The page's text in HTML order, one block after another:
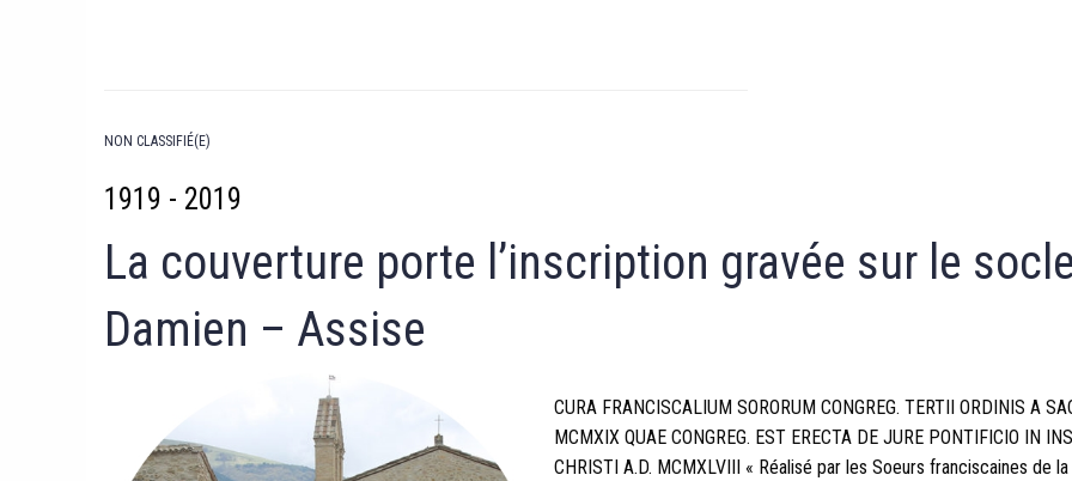
NON CLASSIFIÉ(E)
1919 - 2019
La couverture porte l’inscription gravée sur le
Damien – Assise
CURA FRANCISCALIUM SORORUM CONGREG. TERTII ORDINIS A
MCMXIX QUAE CONGREG. EST ERECTA DE JURE PONTIFICIO IN
CHRISTI A.D. MCMXLVIII « Réalisé par les Soeurs franciscaines de